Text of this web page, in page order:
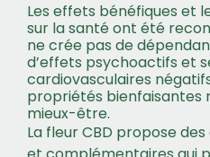
Les effets bénéfiques et
sur la santé ont été
ne crée pas de
d’effets psychoactifs et
cardiovasculaires
propriétés bienfaisantes
mieux-être.
La fleur CBD propose